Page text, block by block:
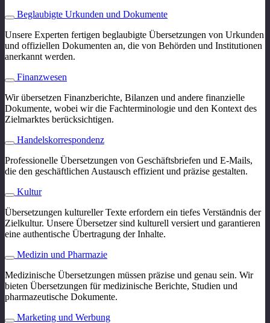
Beglaubigte Urkunden und Dokumente
Unsere Experten fertigen beglaubigte Übersetzungen von Urkunden
und offiziellen Dokumenten an, die von Behörden und Institutionen
anerkannt werden.
Finanzwesen
Wir übersetzen Finanzberichte, Bilanzen und andere finanzielle
Dokumente, wobei wir die Fachterminologie und den Kontext des
Zielmarktes berücksichtigen.
Handelskorrespondenz
Professionelle Übersetzungen von Geschäftsbriefen und E-Mails,
die den geschäftlichen Austausch effizient und präzise gestalten.
Kultur
Übersetzungen kultureller Texte erfordern ein tiefes Verständnis der
Zielkultur. Unsere Übersetzer sind kulturell versiert und garantieren
eine authentische Übertragung der Inhalte.
Medizin und Pharmazie
Medizinische Übersetzungen müssen präzise und genau sein. Wir
bieten Übersetzungen für medizinische Berichte, Studien und
pharmazeutische Dokumente.
Marketing und Werbung